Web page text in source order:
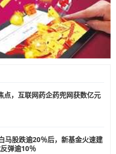
点，互联网药企药兜网获数亿元
马股跌逾20％后，新基金火速建
弹逾10％